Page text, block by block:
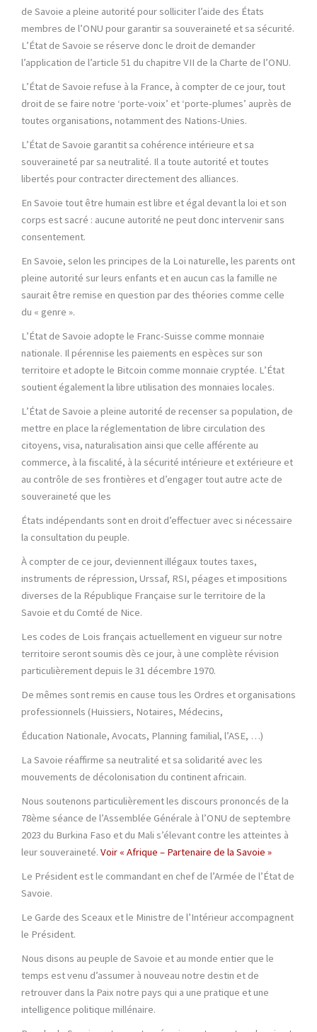
de Savoie a pleine autorité pour solliciter l’aide des États
membres de l’ONU pour garantir sa souveraineté et sa sécurité.
L’État de Savoie se réserve donc le droit de demander
l’application de l’article 51 du chapitre VII de la Charte de l’ONU.
L’État de Savoie refuse à la France, à compter de ce jour, tout
droit de se faire notre ‘porte-voix’ et ‘porte-plumes’ auprès de
toutes organisations, notamment des Nations-Unies.
L’État de Savoie garantit sa cohérence intérieure et sa
souveraineté par sa neutralité. Il a toute autorité et toutes
libertés pour contracter directement des alliances.
En Savoie tout être humain est libre et égal devant la loi et son
corps est sacré : aucune autorité ne peut donc intervenir sans
consentement.
En Savoie, selon les principes de la Loi naturelle, les parents ont
pleine autorité sur leurs enfants et en aucun cas la famille ne
saurait être remise en question par des théories comme celle
du « genre ».
L’État de Savoie adopte le Franc-Suisse comme monnaie
nationale. Il pérennise les paiements en espèces sur son
territoire et adopte le Bitcoin comme monnaie cryptée. L’État
soutient également la libre utilisation des monnaies locales.
L’État de Savoie a pleine autorité de recenser sa population, de
mettre en place la réglementation de libre circulation des
citoyens, visa, naturalisation ainsi que celle afférente au
commerce, à la fiscalité, à la sécurité intérieure et extérieure et
au contrôle de ses frontières et d’engager tout autre acte de
souveraineté que les
États indépendants sont en droit d’effectuer avec si nécessaire
la consultation du peuple.
À compter de ce jour, deviennent illégaux toutes taxes,
instruments de répression, Urssaf, RSI, péages et impositions
diverses de la République Française sur le territoire de la
Savoie et du Comté de Nice.
Les codes de Lois français actuellement en vigueur sur notre
territoire seront soumis dès ce jour, à une complète révision
particulièrement depuis le 31 décembre 1970.
De mêmes sont remis en cause tous les Ordres et organisations
professionnels (Huissiers, Notaires, Médecins,
Éducation Nationale, Avocats, Planning familial, l’ASE, …)
La Savoie réaffirme sa neutralité et sa solidarité avec les
mouvements de décolonisation du continent africain.
Nous soutenons particulièrement les discours prononcés de la
78ème séance de l’Assemblée Générale à l’ONU de septembre
2023 du Burkina Faso et du Mali s’élevant contre les atteintes à
leur souveraineté. Voir « Afrique – Partenaire de la Savoie »
Le Président est le commandant en chef de l’Armée de l’État de
Savoie.
Le Garde des Sceaux et le Ministre de l’Intérieur accompagnent
le Président.
Nous disons au peuple de Savoie et au monde entier que le
temps est venu d’assumer à nouveau notre destin et de
retrouver dans la Paix notre pays qui a une pratique et une
intelligence politique millénaire.